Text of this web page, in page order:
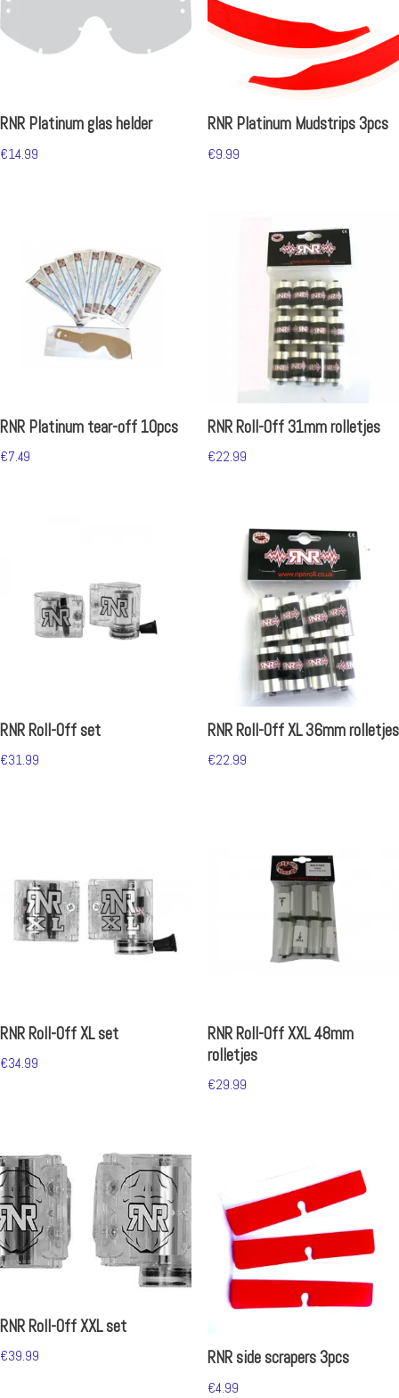
RNR Platinum glas helder
€14.99
RNR Platinum Mudstrips 3pcs
€9.99
RNR Platinum tear-off 10pcs
€7.49
RNR Roll-Off 31mm rolletjes
€22.99
RNR Roll-Off set
€31.99
RNR Roll-Off XL 36mm rolletjes
€22.99
RNR Roll-Off XL set
€34.99
RNR Roll-Off XXL 48mm
rolletjes
€29.99
RNR Roll-Off XXL set
€39.99 RNR side scrapers 3pcs
€4.99